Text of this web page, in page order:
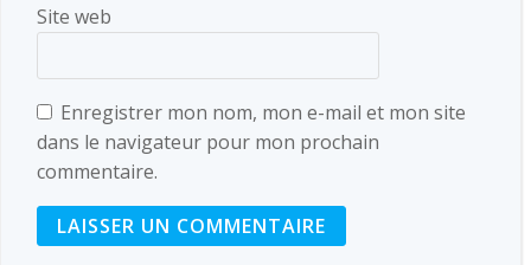
Site web
Enregistrer mon nom, mon e-mail et mon site
dans le navigateur pour mon prochain
commentaire.